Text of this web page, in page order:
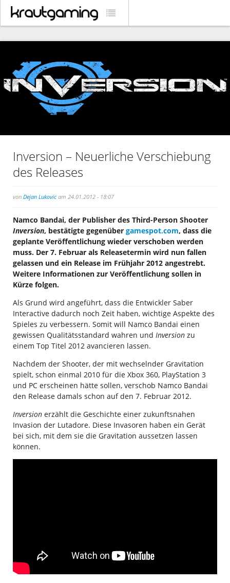
Inversion – Neuerliche Verschiebung
des Releases
von Dejan Lukovic am 24.01.2012 - 18:07
Namco Bandai, der Publisher des Third-Person Shooter
Inversion, bestätigte gegenüber gamespot.com, dass die
geplante Veröffentlichung wieder verschoben werden
muss. Der 7. Februar als Releasetermin wird nun fallen
gelassen und ein Release im Frühjahr 2012 angestrebt.
Weitere Informationen zur Veröffentlichung sollen in
Kürze folgen.
Als Grund wird angeführt, dass die Entwickler Saber
Interactive dadurch noch Zeit haben, wichtige Aspekte des
Spieles zu verbessern. Somit will Namco Bandai einen
gewissen Qualitätsstandard wahren und Inversion zu
einem Top Titel 2012 avancieren lassen.
Nachdem der Shooter, der mit wechselnder Gravitation
spielt, schon einmal 2010 für die Xbox 360, PlayStation 3
und PC erscheinen hätte sollen, verschob Namco Bandai
den Release damals schon auf den 7. Februar 2012.
Inversion erzählt die Geschichte einer zukunftsnahen
Invasion der Lutadore. Diese Invasoren haben ein Gerät
bei sich, mit dem sie die Gravitation aussetzen lassen
können.